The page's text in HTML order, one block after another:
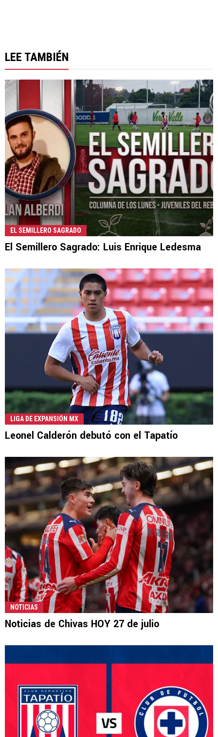
LEE TAMBIÉN
EL SEMILLERO SAGRADO
El Semillero Sagrado: Luis Enrique Ledesma
LIGA DE EXPANSIÓN MX
Leonel Calderón debutó con el Tapatío
NOTICIAS
Noticias de Chivas HOY 27 de julio